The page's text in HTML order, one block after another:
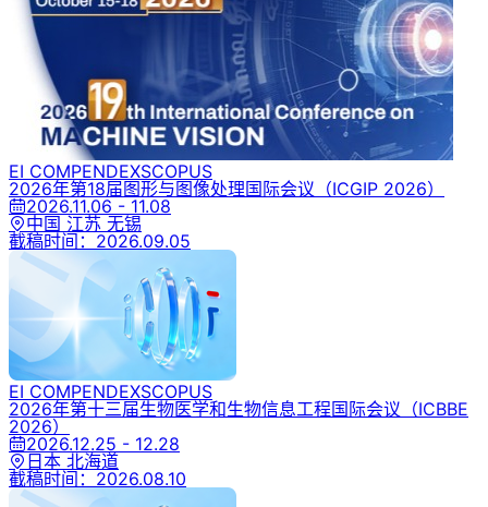
EI COMPENDEXSCOPUS
2026年第18届图形与图像处理国际会议 （ICGIP 2026）
2026.11.06 - 11.08
中国 江苏 无锡
截稿时间： 2026.09.05
EI COMPENDEXSCOPUS
2026年第十三届生物医学和生物信息工程国际会议 （ICBBE
2026）
2026.12.25 - 12.28
日本 北海道
截稿时间： 2026.08.10